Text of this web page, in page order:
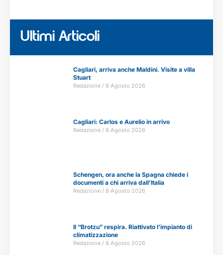
Ultimi Articoli
Cagliari, arriva anche Maldini. Visite a villa
Stuart
Redazione 8 Agosto 2026
Cagliari: Carlos e Aurelio in arrivo
Redazione 8 Agosto 2026
Schengen, ora anche la Spagna chiede i
documenti a chi arriva dall’Italia
Redazione 8 Agosto 2026
Il “Brotzu” respira. Riattivato l’impianto di
climatizzazione
Redazione 8 Agosto 2026